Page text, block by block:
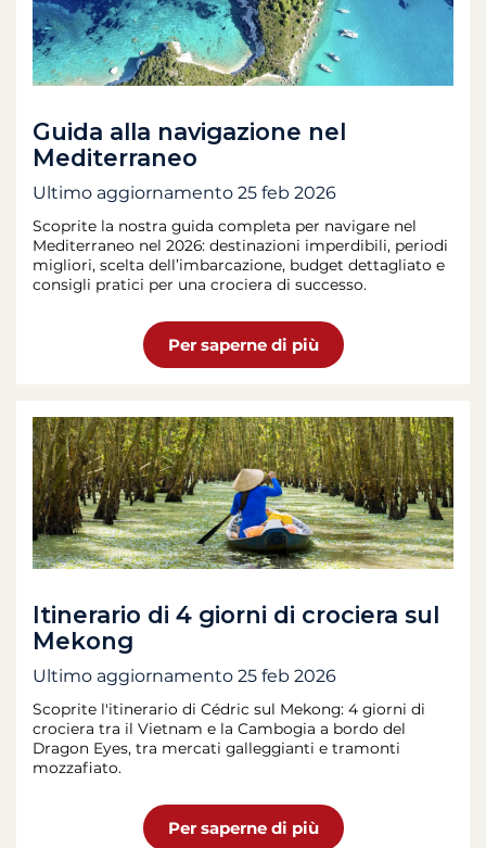
Guida alla navigazione nel
Mediterraneo
Ultimo aggiornamento 25 feb 2026
Scoprite la nostra guida completa per navigare nel
Mediterraneo nel 2026: destinazioni imperdibili, periodi
migliori, scelta dell’imbarcazione, budget dettagliato e
consigli pratici per una crociera di successo.
Per saperne di più
Itinerario di 4 giorni di crociera sul
Mekong
Ultimo aggiornamento 25 feb 2026
Scoprite l'itinerario di Cédric sul Mekong: 4 giorni di
crociera tra il Vietnam e la Cambogia a bordo del
Dragon Eyes, tra mercati galleggianti e tramonti
mozzafiato.
Per saperne di più